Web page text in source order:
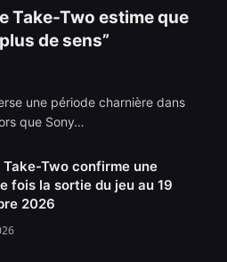
Take-Two estime que
de sens”
une période charnière dans
que Sony…
Take-Two confirme une
fois la sortie du jeu au 19
2026